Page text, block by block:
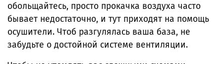
обольщайтесь, просто прокачка воздуха часто
бывает недостаточно, и тут приходят на помощь
осушители. Чтоб разгулялась ваша база, не
забудьте о достойной системе вентиляции.